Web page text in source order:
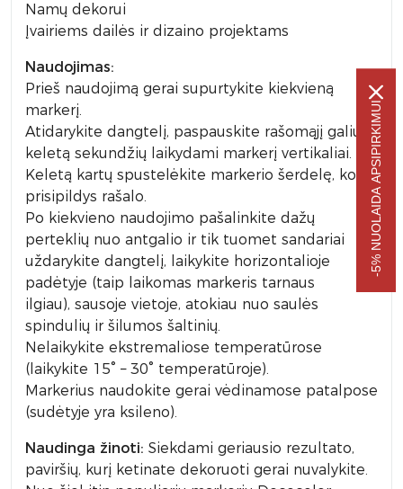
Namų dekorui
Įvairiems dailės ir dizaino projektams
Naudojimas:
Prieš naudojimą gerai supurtykite kiekvieną
markerį.
Atidarykite dangtelį, paspauskite rašomąjį galiuką
keletą sekundžių laikydami markerį vertikaliai.
Keletą kartų spustelėkite markerio šerdelę, kol ji
prisipildys rašalo.
Po kiekvieno naudojimo pašalinkite dažų
perteklių nuo antgalio ir tik tuomet sandariai
uždarykite dangtelį, laikykite horizontalioje
padėtyje (taip laikomas markeris tarnaus
ilgiau), sausoje vietoje, atokiau nuo saulės
spindulių ir šilumos šaltinių.
Nelaikykite ekstremaliose temperatūrose
(laikykite 15° – 30° temperatūroje).
Markerius naudokite gerai vėdinamose patalpose
(sudėtyje yra ksileno).
Naudinga žinoti: Siekdami geriausio rezultato,
paviršių, kurį ketinate dekoruoti gerai nuvalykite.
-5% NUOLAIDA APSIPIRKIMUI